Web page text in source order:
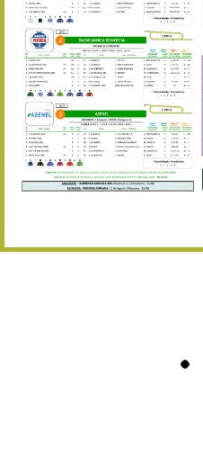
25/07
02/08
09/08
12/08
15/08
30/08